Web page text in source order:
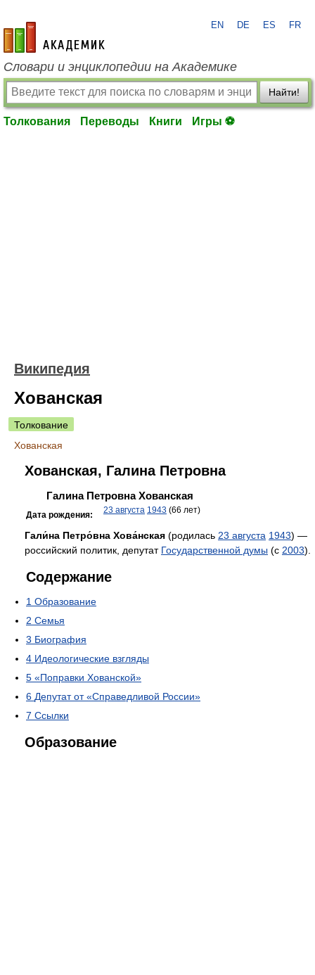
academic.ru
EN DE ES FR
Словари и энциклопедии на Академике
Найти!
Толкования Переводы Книги Игры ⚽
Википедия
Хованская
Толкование
Хованская
Хованская, Галина Петровна
Галина Петровна Хованская
Дата рождения: 23 августа 1943 (66 лет)
Гали́на Петро́вна Хова́нская (родилась 23 августа 1943) —
российский политик, депутат Государственной думы (с 2003).
Содержание
1 Образование
2 Семья
3 Биография
4 Идеологические взгляды
5 «Поправки Хованской»
6 Депутат от «Справедливой России»
7 Ссылки
Образование